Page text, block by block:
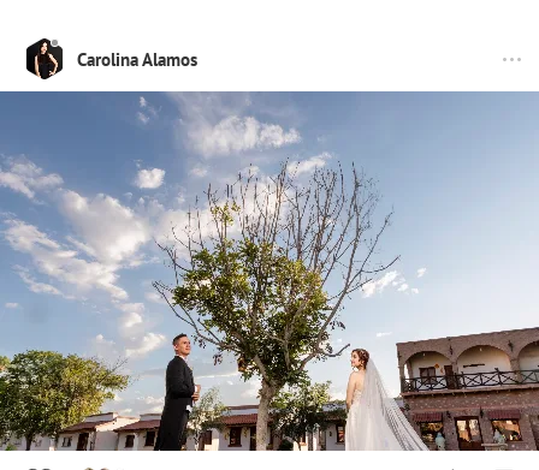
Carolina Alamos